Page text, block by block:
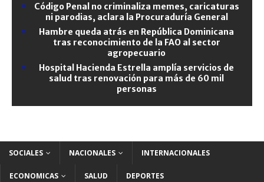
Código Penal no criminaliza memes, caricaturas
ni parodias, aclara la Procuraduría General
Hambre queda atrás en República Dominicana
tras reconocimiento de la FAO al sector
agropecuario
Hospital Hacienda Estrella amplía servicios de
salud tras renovación para más de 60 mil
personas
SOCIALES NACIONALES INTERNACIONALES
ECONOMICAS SALUD DEPORTES